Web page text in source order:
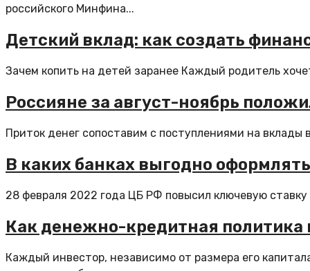
российского Минфина...
Детский вклад: как создать
Зачем копить на детей заранее Каждый родитель
Россияне за август-ноябрь
Приток денег сопоставим с поступлениями на вклады
В каких банках выгодно
28 февраля 2022 года ЦБ РФ повысил ключевую
Как денежно-кредитная политика
Каждый инвестор, независимо от размера его